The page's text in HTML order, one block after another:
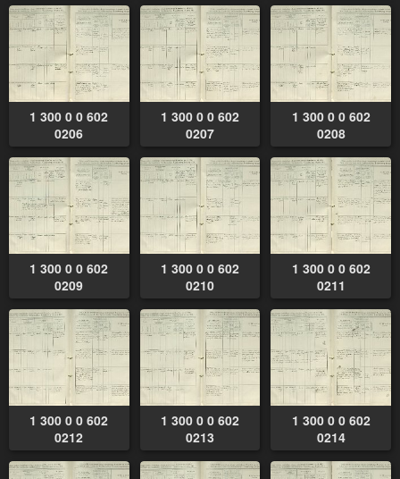
1 300 0 0 602
0206
1 300 0 0 602
0207
1 300 0 0 602
0208
1 300 0 0 602
0209
1 300 0 0 602
0210
1 300 0 0 602
0211
1 300 0 0 602
0212
1 300 0 0 602
0213
1 300 0 0 602
0214